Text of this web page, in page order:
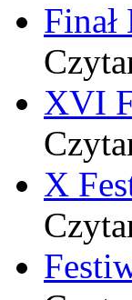
XVI
X